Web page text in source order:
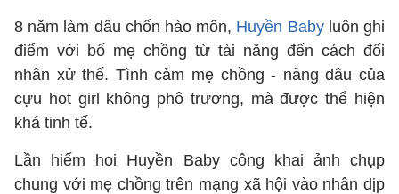
8 năm làm dâu chốn hào môn, Huyền Babyluôn ghi
điểm với bố mẹ chồng từ tài năng đến cách đối
nhân xử thế. Tình cảm mẹ chồng - nàng dâu của
cựu hot girl không phô trương, mà được thể hiện
khá tinh tế.
Lần hiếm hoi Huyền Baby công khai ảnh chụp
chung với mẹ chồng trên mạng xã hội vào nhân dịp